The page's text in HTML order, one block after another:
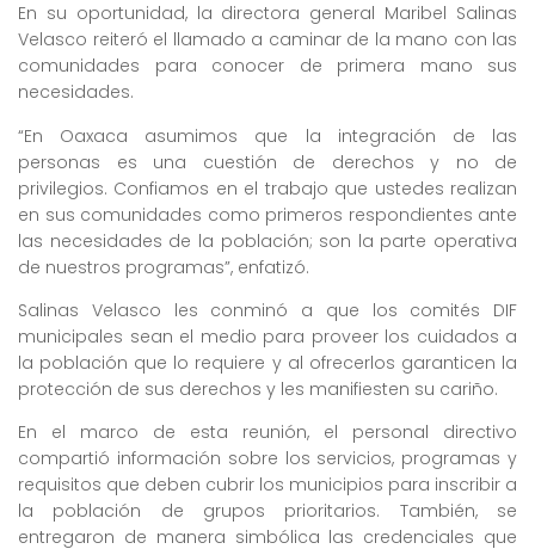
En su oportunidad, la directora general Maribel Salinas
Velasco reiteró el llamado a caminar de la mano con las
comunidades para conocer de primera mano sus
necesidades.
“En Oaxaca asumimos que la integración de las
personas es una cuestión de derechos y no de
privilegios. Confiamos en el trabajo que ustedes realizan
en sus comunidades como primeros respondientes ante
las necesidades de la población; son la parte operativa
de nuestros programas”, enfatizó.
Salinas Velasco les conminó a que los comités DIF
municipales sean el medio para proveer los cuidados a
la población que lo requiere y al ofrecerlos garanticen la
protección de sus derechos y les manifiesten su cariño.
En el marco de esta reunión, el personal directivo
compartió información sobre los servicios, programas y
requisitos que deben cubrir los municipios para inscribir a
la población de grupos prioritarios. También, se
entregaron de manera simbólica las credenciales que